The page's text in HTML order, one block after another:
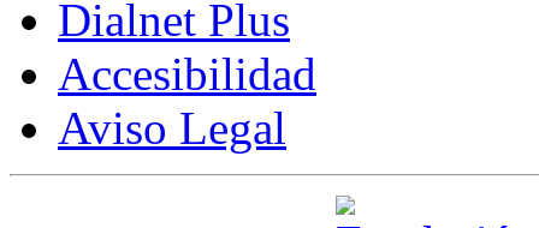
Dialnet Plus
Accesibilidad
Aviso Legal